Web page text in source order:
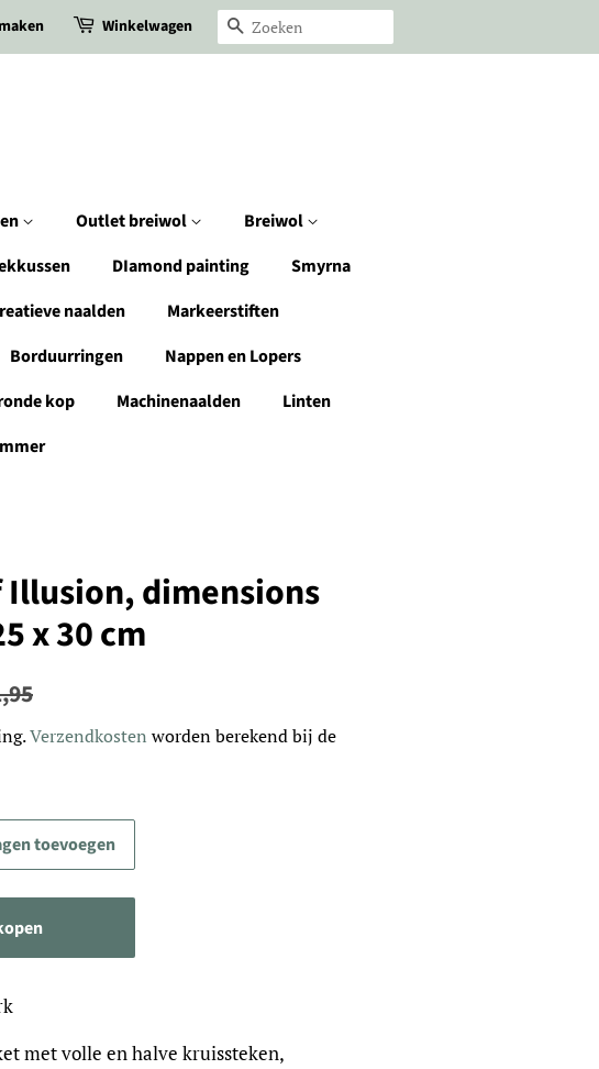
Winkelwagen Zoeken
Outlet breiwol
Breiwol
DIamond painting
Smyrna
naalden
Markeerstiften
Borduurringen
Nappen en Lopers
kop Machinenaalden
Linten
dimensions
x 30 cm
Verzendkosten worden berekend bij de
toevoegen
met volle en halve kruissteken,